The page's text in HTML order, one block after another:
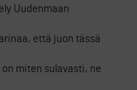
Uudenmaan
että juon tässä
miten sulavasti, ne